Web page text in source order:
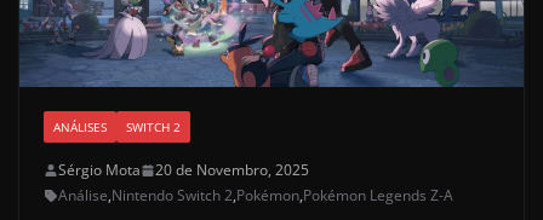
ANÁLISES SWITCH 2
Sérgio Mota
20 de Novembro, 2025
Análise,Nintendo Switch 2,Pokémon,Pokémon Legends Z-A